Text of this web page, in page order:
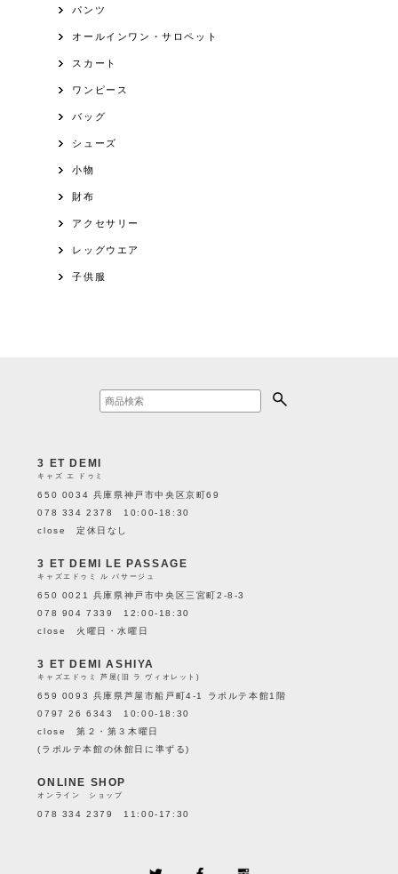
パンツ
オールインワン・サロペット
スカート
ワンピース
バッグ
シューズ
小物
財布
アクセサリー
レッグウエア
子供服
3 ET DEMI
キャズ エ ドゥミ
650 0034 兵庫県神戸市中央区京町69
078 334 2378 10:00-18:30
close 定休日なし
3 ET DEMI LE PASSAGE
キャズエドゥミ ル パサージュ
650 0021 兵庫県神戸市中央区三宮町2-8-3
078 904 7339 12:00-18:30
close 火曜日・水曜日
3 ET DEMI ASHIYA
キャズエドゥミ 芦屋(旧 ラ ヴィオレット)
659 0093 兵庫県芦屋市船戸町4-1 ラポルテ本館1階
0797 26 6343 10:00-18:30
close 第２・第３木曜日
(ラポルテ本館の休館日に準ずる)
ONLINE SHOP
オンライン ショップ
078 334 2379 11:00-17:30